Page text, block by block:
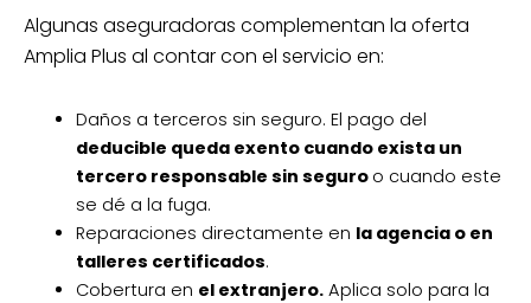
Algunas aseguradoras complementan la oferta
Amplia Plus al contar con el servicio en:
Daños a terceros sin seguro. El pago del
deducible queda exento cuando exista un
tercero responsable sin seguro o cuando este
se dé a la fuga.
Reparaciones directamente en la agencia o en
talleres certificados.
Cobertura en el extranjero.Aplica solo para la